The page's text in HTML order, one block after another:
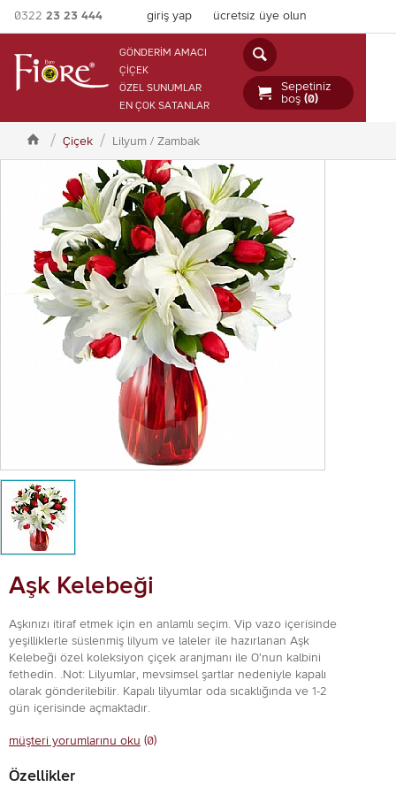
0322 23 23 444 giriş yap ücretsiz üye olun
GÖNDERİM AMACI
ÇİÇEK
ÖZEL SUNUMLAR
EN ÇOK SATANLAR


Sepetiniz
boş (0)
 Çiçek Lilyum / Zambak
Aşk Kelebeği
Aşkınızı itiraf etmek için en anlamlı seçim. Vip vazo içerisinde
yeşilliklerle süslenmiş lilyum ve laleler ile hazırlanan Aşk
Kelebeği özel koleksiyon çiçek aranjmanı ile O'nun kalbini
fethedin. .Not: Lilyumlar, mevsimsel şartlar nedeniyle kapalı
olarak gönderilebilir. Kapalı lilyumlar oda sıcaklığında ve 1-2
gün içerisinde açmaktadır.
müşteri yorumlarınu oku (0)
Özellikler